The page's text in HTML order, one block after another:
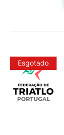
Esgotado